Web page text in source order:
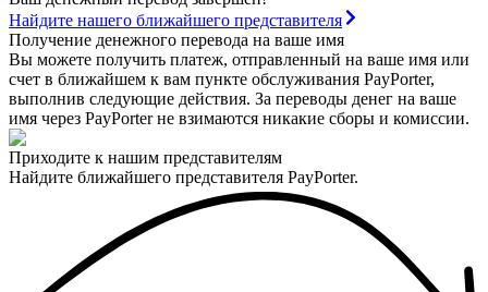
Найдите нашего ближайшего представителя
Получение денежного перевода на ваше имя
Вы можете получить платеж, отправленный на ваше имя или
счет в ближайшем к вам пункте обслуживания PayPorter,
выполнив следующие действия. За переводы денег на ваше
имя через PayPorter не взимаются никакие сборы и комиссии.
Приходите к нашим представителям
Найдите ближайшего представителя PayPorter.